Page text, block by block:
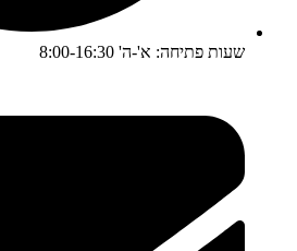
שעות פתיחה: א'-ה' 8:00-16:30